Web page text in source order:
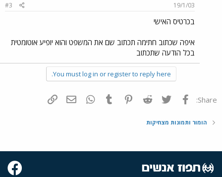
19/1/03
#3
בכרטיס האישי
איפה שכתוב חתימה תכתוב שם את המשפט והוא יופיע אוטומטית
בכל הודעה שתכתוב
You must log in or register to reply here.
Share: פייסבוק Twitter
Reddit
Pinterest
Tumblr
WhatsAppדואר אלקטרוני
הומור ותמונות מצחיקות